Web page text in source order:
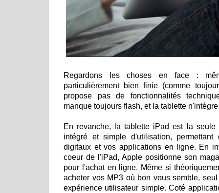
Regardons les choses en face :
particulièrement bien finie (comme
propose pas de fonctionnalités
manque toujours flash, et la tablette
En revanche, la tablette iPad est la seule
intégré et simple d'utilisation, permettant
digitaux et vos applications en ligne. En
coeur de l'iPad, Apple positionne son
pour l'achat en ligne. Même si
acheter vos MP3 où bon vous semble,
expérience utilisateur simple. Coté